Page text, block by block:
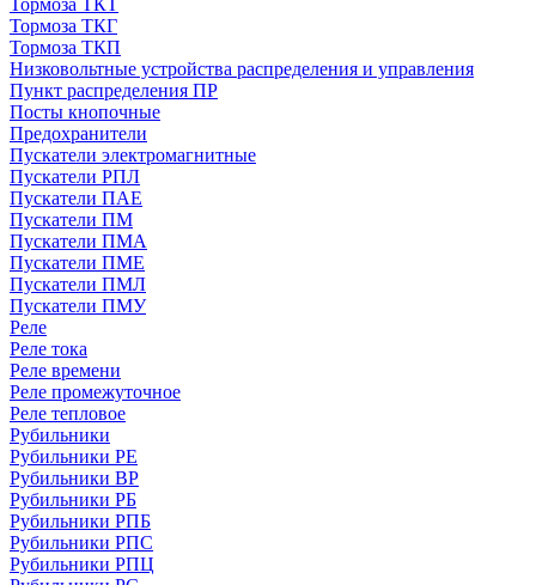
Тормоза ТКТ
Тормоза ТКГ
Тормоза ТКП
Низковольтные устройства распределения и управления
Пункт распределения ПР
Посты кнопочные
Предохранители
Пускатели электромагнитные
Пускатели РПЛ
Пускатели ПАЕ
Пускатели ПМ
Пускатели ПМА
Пускатели ПМЕ
Пускатели ПМЛ
Пускатели ПМУ
Реле
Реле тока
Реле времени
Реле промежуточное
Реле тепловое
Рубильники
Рубильники РЕ
Рубильники ВР
Рубильники РБ
Рубильники РПБ
Рубильники РПС
Рубильники РПЦ